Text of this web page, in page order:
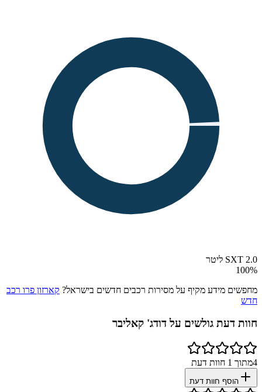
SXT 2.0 ליטר
100%
מחפשים מידע מקיף על מסירות רכבים חדשים בישראל? קארזון פרו רכב
חדש
חוות דעת גולשים על דודג' קאליבר
4מתוך 1 חוות דעת
הוסף חוות דעת